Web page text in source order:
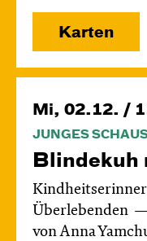
Karten
Mi, 02.12. /
JUNGES
Blinde­kuh
Überlebenden
von Anna